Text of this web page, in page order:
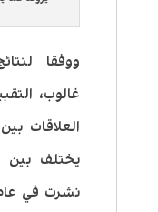
ووفقا
غالوب،
العلاقات
يختلف بين